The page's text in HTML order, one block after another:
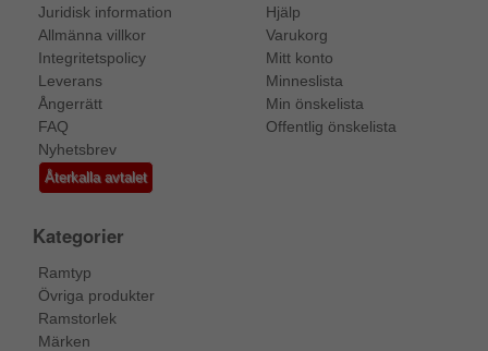
Juridisk information
Allmänna villkor
Integritetspolicy
Leverans
Ångerrätt
FAQ
Nyhetsbrev
Återkalla avtalet
Hjälp
Varukorg
Mitt konto
Minneslista
Min önskelista
Offentlig önskelista
Kategorier
Ramtyp
Övriga produkter
Ramstorlek
Märken